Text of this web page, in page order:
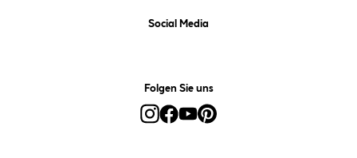
Social Media
Folgen Sie uns